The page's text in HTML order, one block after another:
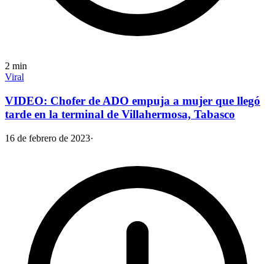
2 min
Viral
VIDEO: Chofer de ADO empuja a mujer que llegó
tarde en la terminal de Villahermosa, Tabasco
16 de febrero de 2023·